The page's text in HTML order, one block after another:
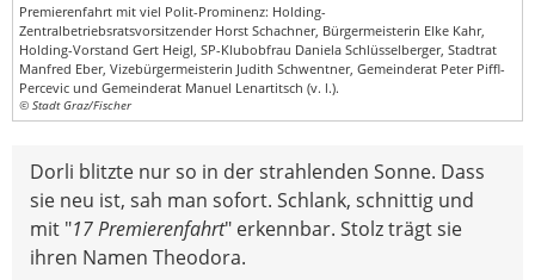
Premierenfahrt mit viel Polit-Prominenz: Holding-
Zentralbetriebsratsvorsitzender Horst Schachner, Bürgermeisterin Elke Kahr,
Holding-Vorstand Gert Heigl, SP-Klubobfrau Daniela Schlüsselberger, Stadtrat
Manfred Eber, Vizebürgermeisterin Judith Schwentner, Gemeinderat Peter Piffl-
Percevic und Gemeinderat Manuel Lenartitsch (v. l.).
© Stadt Graz/Fischer
Dorli blitzte nur so in der strahlenden Sonne. Dass
sie neu ist, sah man sofort. Schlank, schnittig und
mit "17 Premierenfahrt" erkennbar. Stolz trägt sie
ihren Namen Theodora.